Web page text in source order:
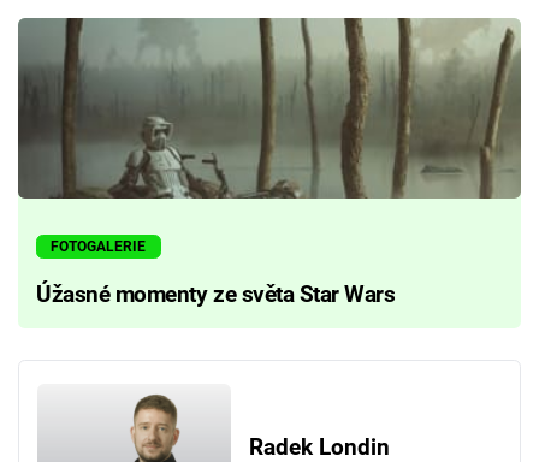
FOTOGALERIE
Úžasné momenty ze světa Star Wars
Radek Londin